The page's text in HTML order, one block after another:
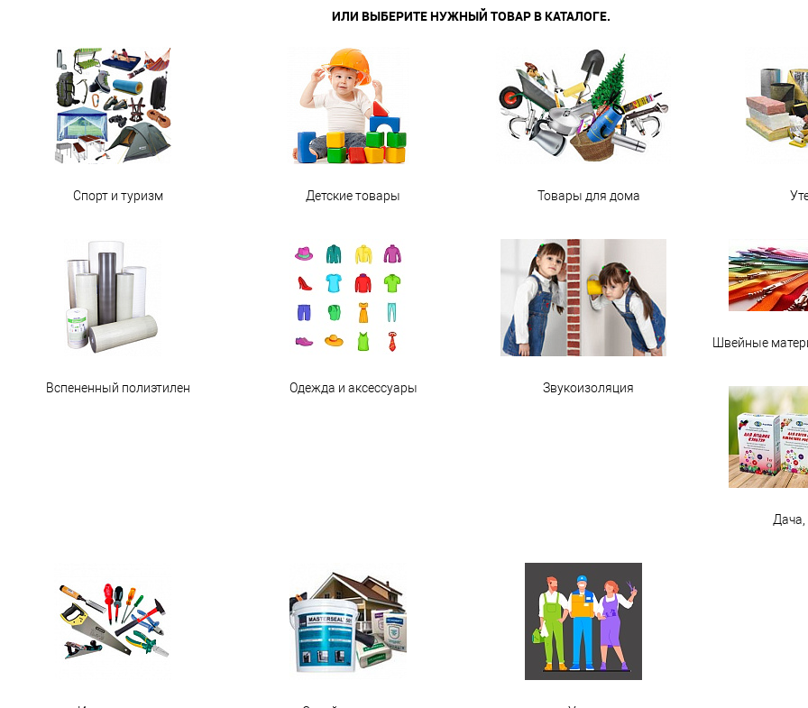
ИЛИ ВЫБЕРИТЕ НУЖНЫЙ ТОВАР В КАТАЛОГЕ.
Спорт и туризм Детские товары Товары для дома
Вспененный полиэтилен Одежда и аксессуары Звукоизоляция
Швейные
Дача,